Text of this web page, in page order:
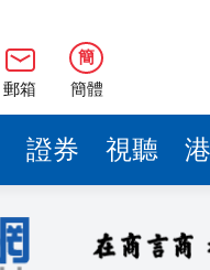
郵箱
簡
簡體
證券 視聽
趨激烈 原油、貴金屬
水域能見度低於2海里
慶廣府文化廟會非遺巡
德舉行演唱會期間展